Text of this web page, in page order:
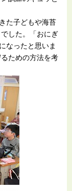
た子どもや海苔
した。「おにぎ
なったと思いま
ための方法を考